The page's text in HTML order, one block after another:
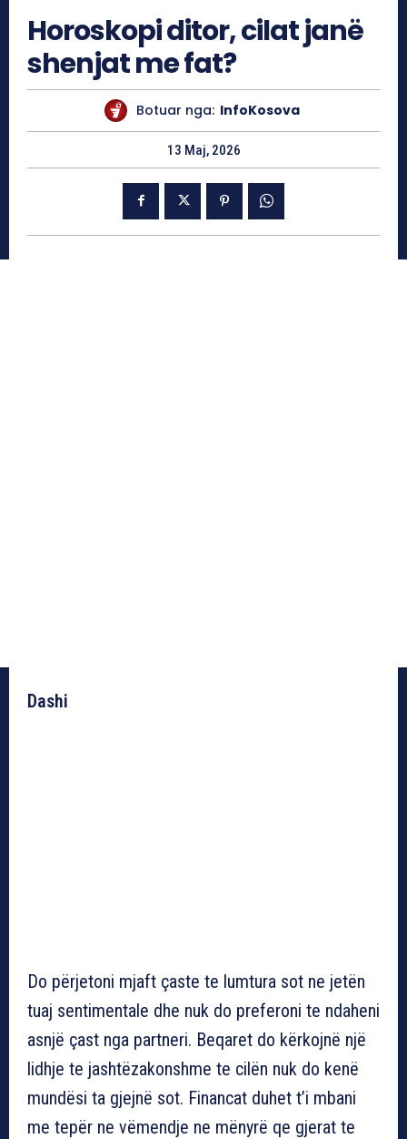
Horoskopi ditor, cilat janë
shenjat me fat?
Botuar nga: InfoKosova
13 Maj, 2026
Dashi
Do përjetoni mjaft çaste te lumtura sot ne jetën
tuaj sentimentale dhe nuk do preferoni te ndaheni
asnjë çast nga partneri. Beqaret do kërkojnë një
lidhje te jashtëzakonshme te cilën nuk do kenë
mundësi ta gjejnë sot. Financat duhet t’i mbani
me tepër ne vëmendje ne mënyrë qe gjerat te